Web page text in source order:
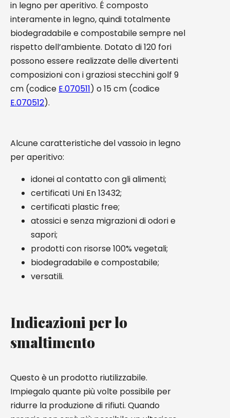
in legno per aperitivo. É composto
interamente in legno, quindi totalmente
biodegradabile e compostabile sempre nel
rispetto dell’ambiente. Dotato di 120 fori
possono essere realizzate delle divertenti
composizioni con i graziosi stecchini golf 9
cm (codice E.070511) o 15 cm (codice
E.070512).
Alcune caratteristiche del vassoio in legno
per aperitivo:
idonei al contatto con gli alimenti;
certificati Uni En 13432;
certificati plastic free;
atossici e senza migrazioni di odori e
sapori;
prodotti con risorse 100% vegetali;
biodegradabile e compostabile;
versatili.
Indicazioni per lo
smaltimento
Questo è un prodotto riutilizzabile.
Impiegalo quante più volte possibile per
ridurre la produzione di rifiuti. Quando